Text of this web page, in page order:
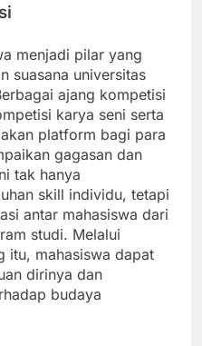
menjadi pilar yang
suasana universitas
ajang kompetisi
karya seni serta
platform bagi para
gagasan dan
tak hanya
skill individu, tetapi
antar mahasiswa dari
studi. Melalui
itu, mahasiswa dapat
dirinya dan
budaya